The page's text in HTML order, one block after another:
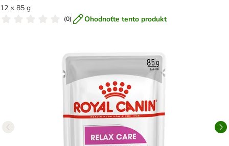
12 × 85 g
(0) Ohodnoťte tento produkt